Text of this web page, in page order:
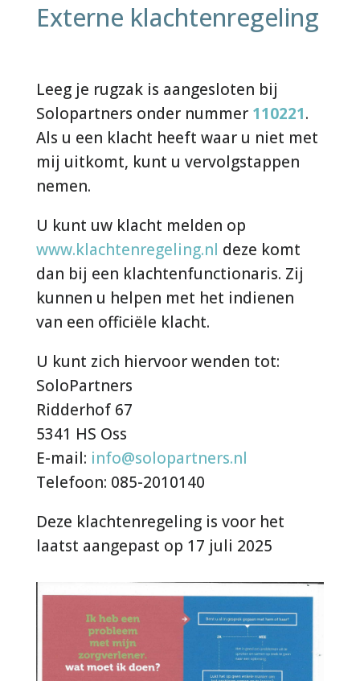
Externe klachtenregeling
Leeg je rugzak is aangesloten bij
Solopartners onder nummer 110221.
Als u een klacht heeft waar u niet met
mij uitkomt, kunt u vervolgstappen
nemen.
U kunt uw klacht melden op
www.klachtenregeling.nl deze komt
dan bij een klachtenfunctionaris. Zij
kunnen u helpen met het indienen
van een officiële klacht.
U kunt zich hiervoor wenden tot:
SoloPartners
Ridderhof 67
5341 HS Oss
E-mail: info@solopartners.nl
Telefoon: 085-2010140
Deze klachtenregeling is voor het
laatst aangepast op 17 juli 2025